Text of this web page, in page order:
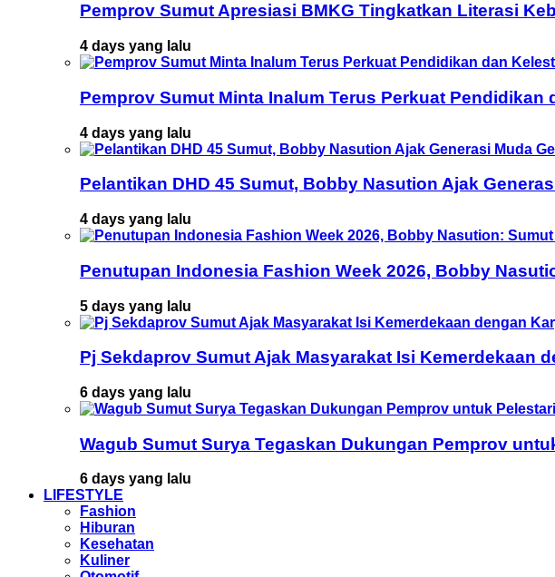
Pemprov Sumut Apresiasi BMKG Tingkatkan Literasi
4 days yang lalu
Pemprov Sumut Minta Inalum Terus Perkuat
4 days yang lalu
Pelantikan DHD 45 Sumut, Bobby Nasution Ajak
4 days yang lalu
Penutupan Indonesia Fashion Week 2026, Bobby
5 days yang lalu
Pj Sekdaprov Sumut Ajak Masyarakat Isi Kemerdekaan
6 days yang lalu
Wagub Sumut Surya Tegaskan Dukungan Pemprov
6 days yang lalu
LIFESTYLE
Fashion
Hiburan
Kesehatan
Kuliner